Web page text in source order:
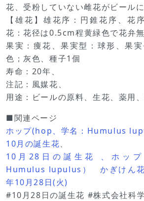
花、受粉していない雌花がビール
【雄花】雄花序：円錐花序、花
花：花径は0.5cm程黄緑色で花弁無
果実：痩花、果実型：球形、果
色；灰色、種子1個
寿命：20年、
注記：風媒花、
用途：ビールの原料、生花、薬用
■関連ページ
ホップ(hop、学名：Humulus
10月の誕生花、
10月28日の誕生花 、ホップ
Humulus lupulus） かぎけん花
年10月28日(火)
#10月28日の誕生花 #株式会社科